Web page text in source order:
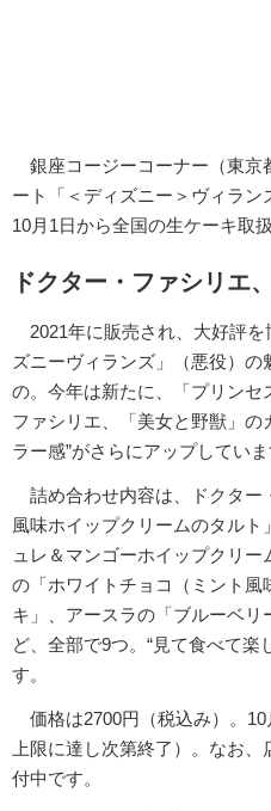
銀座コージーコーナー（東京
ート「＜ディズニー＞ヴィラ
10月1日から全国の生ケーキ取
ドクター・ファシリエ
2021年に販売され、大好評を
ズニーヴィランズ」（悪役）
の。今年は新たに、「プリンセ
ファシリエ、「美女と野獣」の
ラー感”がさらにアップしていま
詰め合わせ内容は、ドクター
風味ホイップクリームのタル
ュレ＆マンゴーホイップクリ
の「ホワイトチョコ（ミント風
キ」、アースラの「ブルーベ
ど、全部で9つ。“見て食べて楽
す。
価格は2700円（税込み）。
上限に達し次第終了）。なお
付中です。